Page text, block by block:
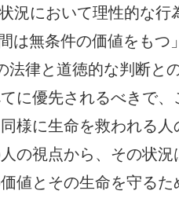
況において理性的な行
は無条件の価値をもつ
律と道徳的な判断と
に優先されるべきで
様に生命を救われる人
の視点から、その状況
値とその生命を守るた